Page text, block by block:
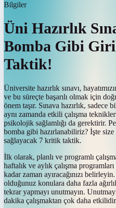
Bilgiler
Üni Hazırlık
Bomba Gibi
Taktik!
Üniversite hazırlık sınavı,
ve bu süreçte başarılı olmak için
önem taşır. Sınava hazırlık, sadece
aynı zamanda etkili çalışma
psikolojik sağlamlığı da gerektirir.
bomba gibi hazırlanabiliriz? İşte size
sağlayacak 7 kritik taktik.
İlk olarak, planlı ve programlı
haftalık ve aylık çalışma
kadar zaman ayıracağınızı
olduğunuz konulara daha fazla
tekrar yapmayı unutmayın.
dakika çalışmaktan çok daha